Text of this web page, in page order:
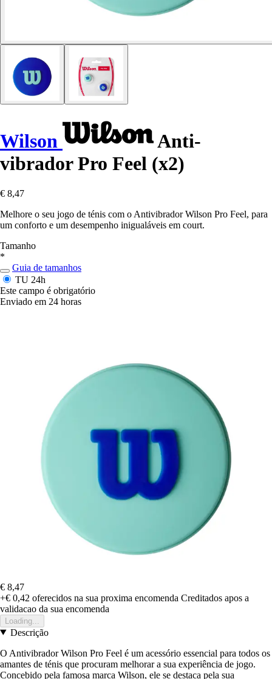
Wilson
Anti-
vibrador Pro Feel (x2)
€ 8,47
Melhore o seu jogo de ténis com o Antivibrador Wilson Pro Feel, para
um conforto e um desempenho inigualáveis em court.
Tamanho
*
Guia de tamanhos
TU 24h
Este campo é obrigatório
Enviado em 24 horas
€ 8,47
+€ 0,42 oferecidos na sua proxima encomenda Creditados apos a
validacao da sua encomenda
Loading...
Descrição
O Antivibrador Wilson Pro Feel é um acessório essencial para todos os
amantes de ténis que procuram melhorar a sua experiência de jogo.
Concebido pela famosa marca Wilson, ele se destaca pela sua